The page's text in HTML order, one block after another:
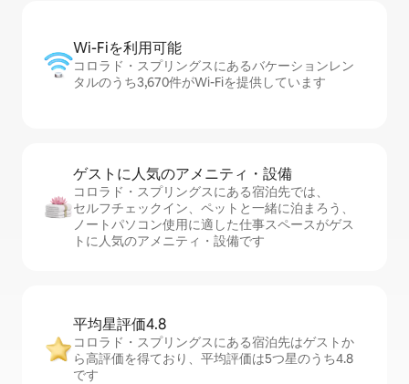
Wi-Fiを利⁠用⁠可⁠能
コロラド・スプリングスにあるバケーションレン
タルのうち3,670件がWi-Fiを提供しています
ゲストに人⁠気⁠のア⁠メ⁠ニ⁠テ⁠ィ・設⁠備
コロラド・スプリングスにある宿泊先では、
セ⁠ル⁠フチ⁠ェ⁠ッ⁠ク⁠イ⁠ン、ペットと一緒に泊まろう、
ノートパソコン使用に適した仕事スペースがゲス
トに人気のアメニティ・設備です
平均星評価4.8
コロラド・スプリングスにある宿泊先はゲストか
ら高評価を得ており、平均評価は5つ星のうち4.8
です